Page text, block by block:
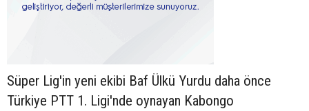
Süper Lig'in yeni ekibi Baf Ülkü Yurdu daha önce
Türkiye PTT 1. Ligi'nde oynayan Kabongo